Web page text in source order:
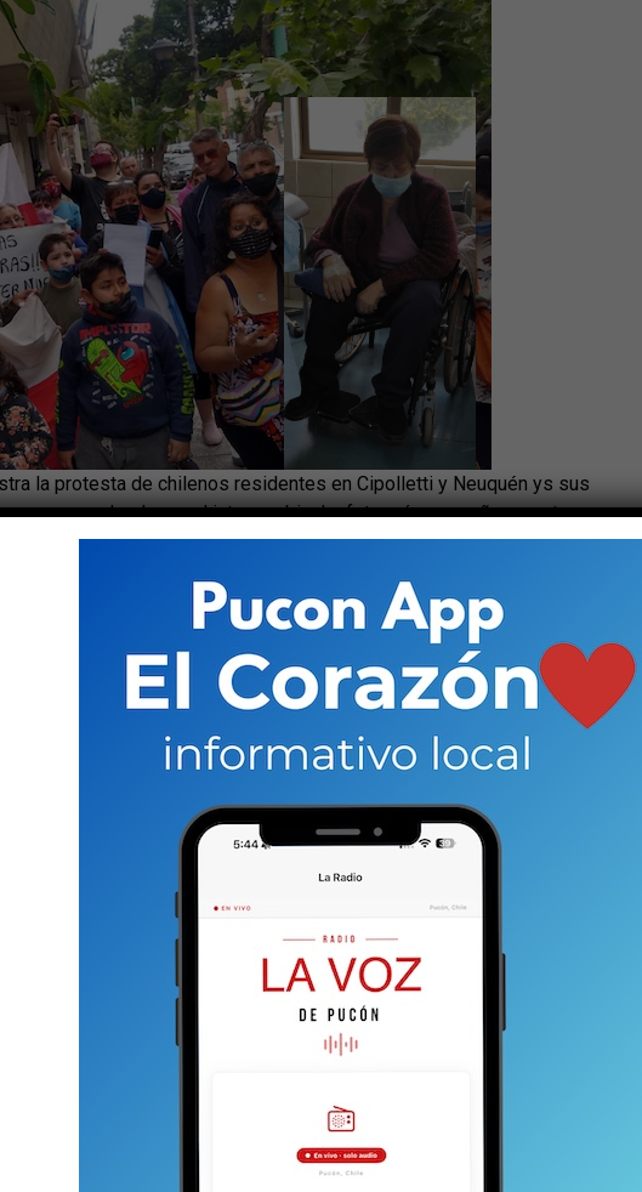
la protesta de chilenos residentes en Cipolletti y Neuquén ys sus
y se reanude el normal intercambio. La foto más pequeña muestra a
de Pucón.
pero decidió (como miles) emigrar hacia Argentina en los
bienestar económico para su familia marcó la salida hacia
no volver y solo cruzaba la cordillera para visitar a sus
2020; pero la agarró la pandemia y el cierre de fronteras
la ciudad sin poder regresar. Y aunque la luz se abrió con
pasos, entre ellos Pino Hachado, la esperanza la cerró
autoridades en alerta y decidieron echar pie atrás la
sigue en Pucón a la espera de que algo pase y pueda
Valeria Muñoz, quien desde Cipolletti, ha dado lucha en los
un permiso especial para que Ernestina cruce.